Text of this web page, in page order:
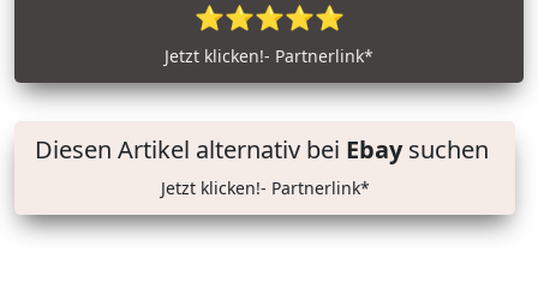
⭐⭐⭐⭐⭐
Jetzt klicken!- Partnerlink*
Diesen Artikel alternativ bei Ebaysuchen
Jetzt klicken!- Partnerlink*